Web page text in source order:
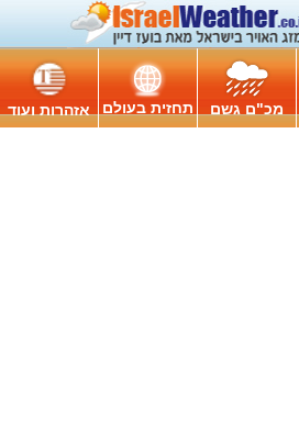
מכ"ם גשם תחזית בעולם אזהרות ועוד